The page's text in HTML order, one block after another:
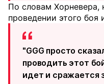
По словам Хорневера,
проведении этого боя
"GGG просто
проводить этот
идет и сражается